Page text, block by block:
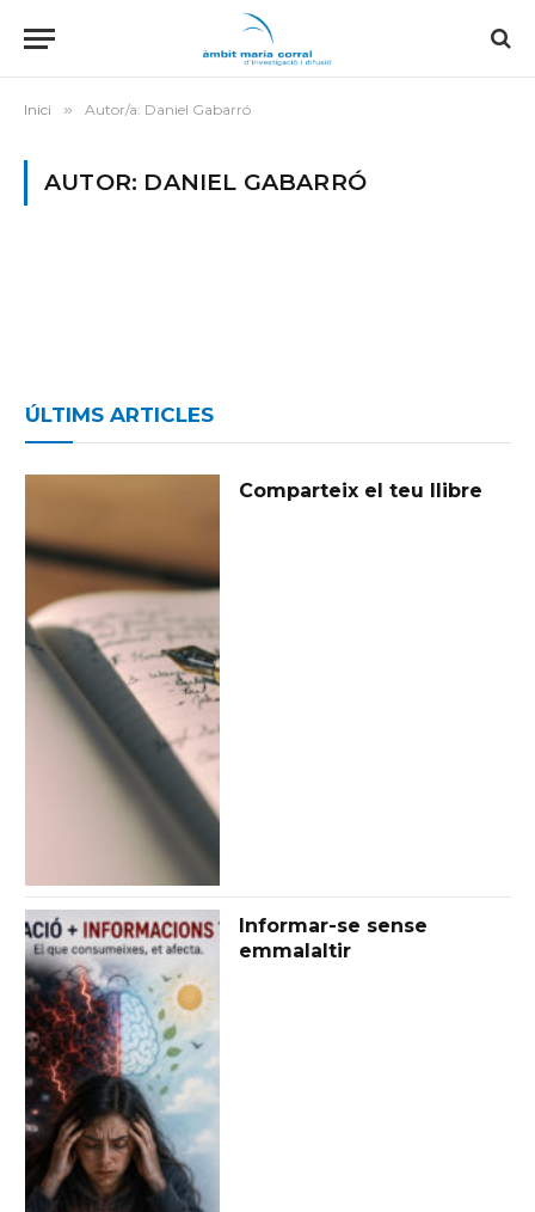
Inici » Autor/a: Daniel Gabarró
AUTOR: DANIEL GABARRÓ
ÚLTIMS ARTICLES
Comparteix el teu llibre
Informar-se sense
emmalaltir